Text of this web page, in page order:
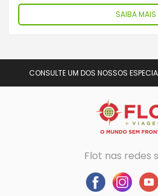
SAIBA MAIS
CONSULTE UM DOS NOSSOS
Flot nas redes